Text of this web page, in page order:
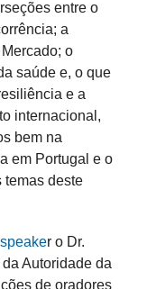
entre o
a
o
saúde e, o que
e a
internacional,
bem na
em Portugal e o
temas deste
r o Dr.
Autoridade da
de oradores